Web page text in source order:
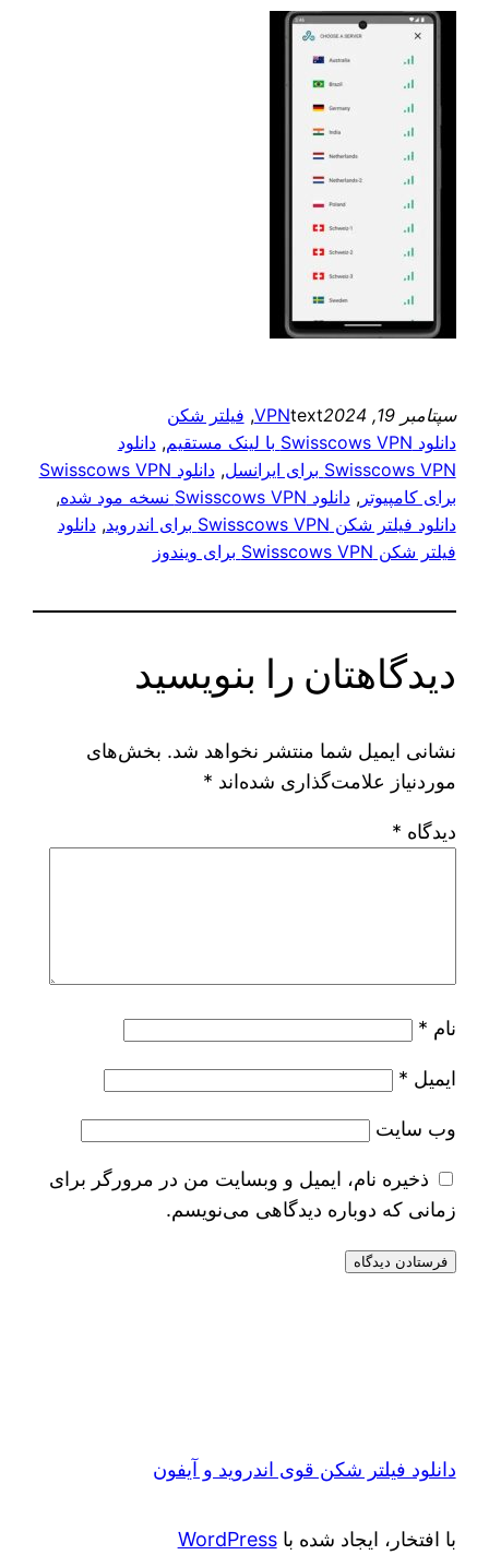
سپتامبر 19, 2024 text
VPN
, فیلتر شکن
دانلود Swisscows VPN با لینک مستقیم
, دانلود
Swisscows VPN برای ایرانسل
,
دانلود Swisscows VPN
برای کامپیوتر, دانلود Swisscows VPN نسخه مود شده
,
دانلود فیلتر شکن Swisscows VPN برای اندروید
, دانلود
فیلتر شکن Swisscows VPN برای ویندوز
دیدگاهتان را بنویسید
نشانی ایمیل شما منتشر نخواهد شد. بخش‌های
موردنیاز علامت‌گذاری شده‌اند *
دیدگاه *
نام *
ایمیل *
وب‌ سایت
ذخیره نام، ایمیل و وبسایت من در مرورگر برای
زمانی که دوباره دیدگاهی می‌نویسم.
دانلود فیلتر شکن قوی اندروید و آیفون
با افتخار، ایجاد شده باWordPress